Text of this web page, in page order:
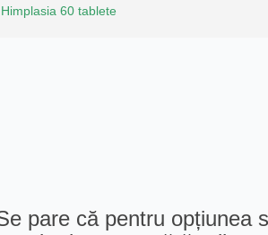
Himplasia 60 tablete
pare că pentru opțiunea